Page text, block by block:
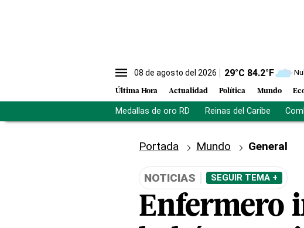
08 de agosto del 2026 29°C 84.2°F
Última Hora Actualidad Política Mundo
Medallas de oro RD Reinas del Caribe
Portada Mundo General
NOTICIAS SEGUIR TEMA +
Enfermero